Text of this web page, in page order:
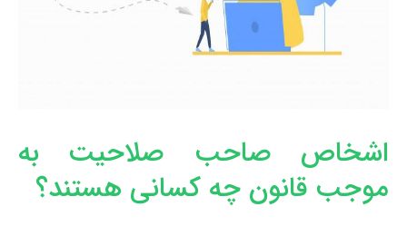
اشخاص صاحب صلاحیت به
موجب قانون چه کسانی هستند؟